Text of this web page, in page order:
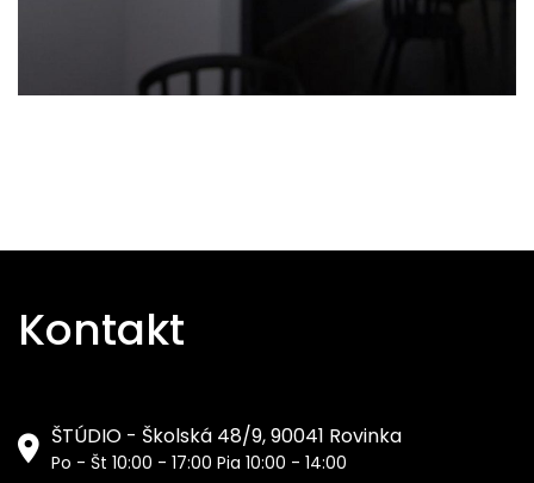
Kontakt
ŠTÚDIO - Školská 48/9, 90041 Rovinka
Po - Št 10:00 - 17:00 Pia 10:00 - 14:00